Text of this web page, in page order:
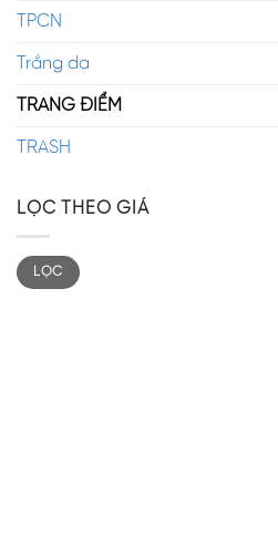
TPCN
Trắng da
TRANG ĐIỂM
TRASH
LỌC THEO GIÁ
LỌC